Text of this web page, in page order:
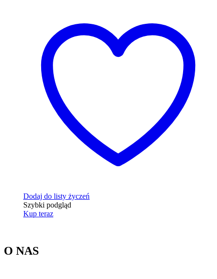
Dodaj do listy życzeń
Szybki podgląd
Kup teraz
O NAS